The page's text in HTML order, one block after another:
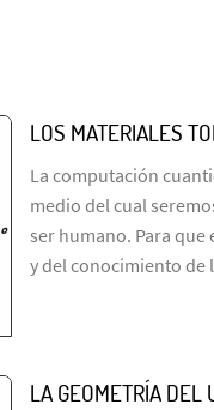
LOS MATERIALES
La computación
medio del cual
ser humano. Para que
y del conocimiento de
LA GEOMETRÍA DEL